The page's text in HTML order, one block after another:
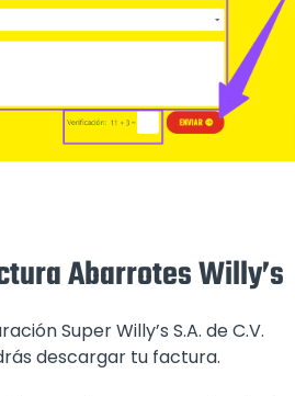
Abarrotes Willy’s
Super Willy’s S.A. de C.V.
descargar tu factura.